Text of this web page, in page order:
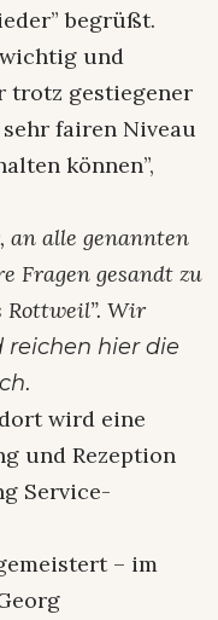
begrüßt.
und
trotz gestiegener
fairen Niveau
können”,
alle genannten
Fragen gesandt zu
Rottweil”. Wir
reichen hier die
.
wird eine
und Rezeption
Service-
– im